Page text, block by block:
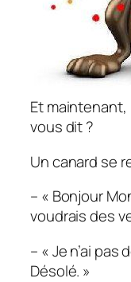
Et
vous dit ?
Un canard se
– « Bonjour
voudrais des
– « Je n’ai
Désolé. »